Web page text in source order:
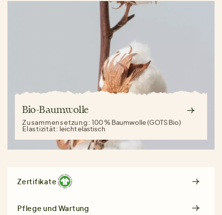
Bio-Baumwolle
Zusammensetzung:100 % Baumwolle (GOTS Bio)
Elastizität: leicht elastisch
Zertifikate
Pflege und Wartung